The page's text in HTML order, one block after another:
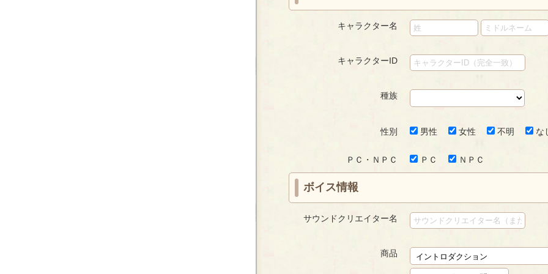
キャラクター名
キャラクターID
種族
性別 男性 女性 不明 な
ＰＣ・ＮＰＣ ＰＣ ＮＰＣ
ボイス情報
サウンドクリエイター名
商品